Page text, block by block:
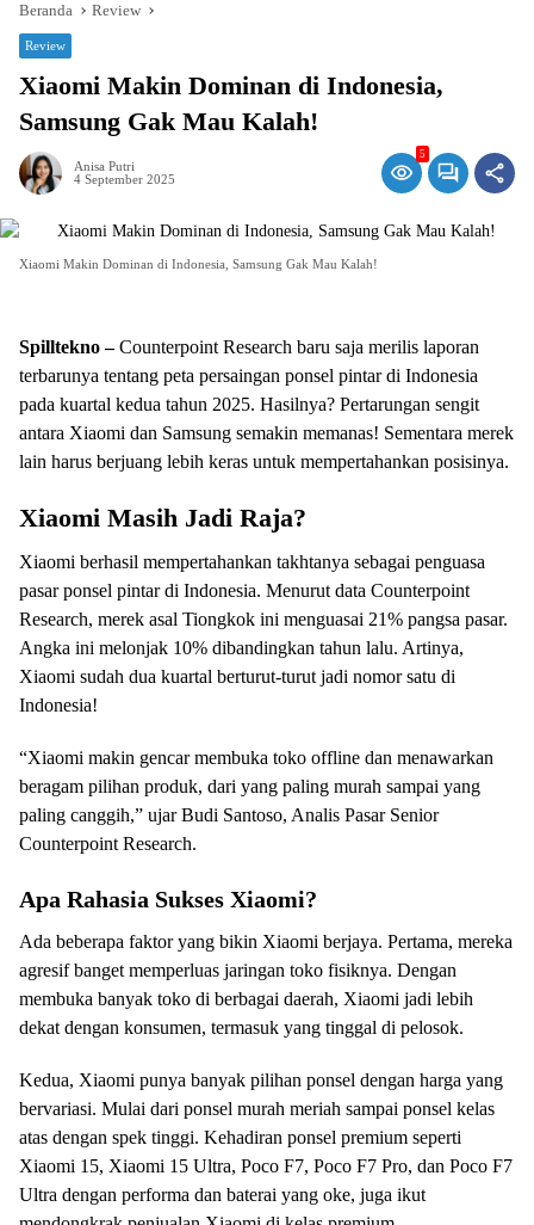
Beranda Review
Review
Xiaomi Makin Dominan di Indonesia,
Samsung Gak Mau Kalah!
Anisa Putri
4 September 2025
5
Xiaomi Makin Dominan di Indonesia, Samsung Gak Mau Kalah!
Spilltekno –Counterpoint Research baru saja merilis laporan
terbarunya tentang peta persaingan ponsel pintar di Indonesia
pada kuartal kedua tahun 2025. Hasilnya? Pertarungan sengit
antara Xiaomi dan Samsung semakin memanas! Sementara merek
lain harus berjuang lebih keras untuk mempertahankan posisinya.
Xiaomi Masih Jadi Raja?
Xiaomi berhasil mempertahankan takhtanya sebagai penguasa
pasar ponsel pintar di Indonesia. Menurut data Counterpoint
Research, merek asal Tiongkok ini menguasai 21% pangsa pasar.
Angka ini melonjak 10% dibandingkan tahun lalu. Artinya,
Xiaomi sudah dua kuartal berturut-turut jadi nomor satu di
Indonesia!
“Xiaomi makin gencar membuka toko offline dan menawarkan
beragam pilihan produk, dari yang paling murah sampai yang
paling canggih,” ujar Budi Santoso, Analis Pasar Senior
Counterpoint Research.
Apa Rahasia Sukses Xiaomi?
Ada beberapa faktor yang bikin Xiaomi berjaya. Pertama, mereka
agresif banget memperluas jaringan toko fisiknya. Dengan
membuka banyak toko di berbagai daerah, Xiaomi jadi lebih
dekat dengan konsumen, termasuk yang tinggal di pelosok.
Kedua, Xiaomi punya banyak pilihan ponsel dengan harga yang
bervariasi. Mulai dari ponsel murah meriah sampai ponsel kelas
atas dengan spek tinggi. Kehadiran ponsel premium seperti
Xiaomi 15, Xiaomi 15 Ultra, Poco F7, Poco F7 Pro, dan Poco F7
Ultra dengan performa dan baterai yang oke, juga ikut